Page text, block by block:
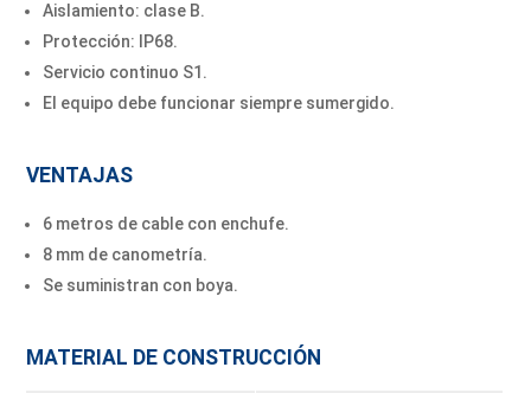
Aislamiento: clase B.
Protección: IP68.
Servicio continuo S1.
El equipo debe funcionar siempre sumergido.
VENTAJAS
6 metros de cable con enchufe.
8 mm de canometría.
Se suministran con boya.
MATERIAL DE CONSTRUCCIÓN